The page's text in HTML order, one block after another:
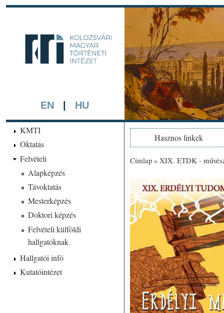
EN HU
A háttérben részlet a
készített színezett
KMTI
Oktatás
Felvételi
Alapképzés
Távoktatás
Mesterképzés
Doktori képzés
Felvételi külföldi
hallgatóknak
Hallgatói infó
Kutatóintézet
Hasznos linkek
Címlap »XIX. ETDK -